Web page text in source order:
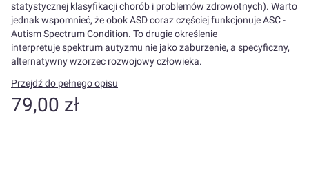
statystycznej klasyfikacji chorób i problemów zdrowotnych). Warto
jednak wspomnieć, że obok ASD coraz częściej funkcjonuje ASC -
Autism Spectrum Condition. To drugie określenie
interpretuje spektrum autyzmu nie jako zaburzenie, a specyficzny,
alternatywny wzorzec rozwojowy człowieka.
Przejdź do pełnego opisu
Cena
79,00 zł